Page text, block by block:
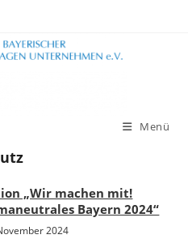
Menü
„Wir machen mit!
Bayern 2024“
2024